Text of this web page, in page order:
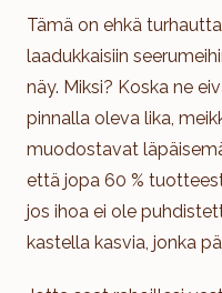
Tämä on ehkä
laadukkaisiin
näy. Miksi? Koska ne
pinnalla oleva lika,
muodostavat
että jopa 60 %
jos ihoa ei ole
kastella kasvia, jonka